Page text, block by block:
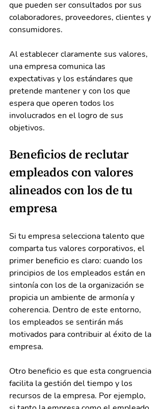
que pueden ser consultados por sus
colaboradores, proveedores, clientes y
consumidores.
Al establecer claramente sus valores,
una empresa comunica las
expectativas y los estándares que
pretende mantener y con los que
espera que operen todos los
involucrados en el logro de sus
objetivos.
Beneficios de reclutar
empleados con valores
alineados con los de tu
empresa
Si tu empresa selecciona talento que
comparta tus valores corporativos, el
primer beneficio es claro: cuando los
principios de los empleados están en
sintonía con los de la organización se
propicia un ambiente de armonía y
coherencia. Dentro de este entorno,
los empleados se sentirán más
motivados para contribuir al éxito de la
empresa.
Otro beneficio es que esta congruencia
facilita la gestión del tiempo y los
recursos de la empresa. Por ejemplo,